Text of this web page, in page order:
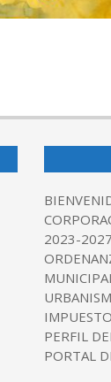
2023-2027
MUNICIPAL
PERFIL
PORTAL